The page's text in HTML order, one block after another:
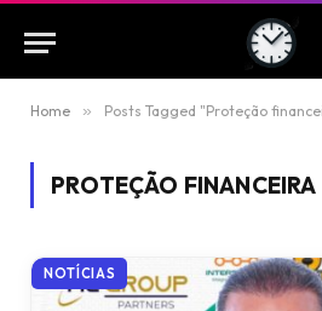
Home » Posts Tagged "Proteção
PROTEÇÃO FINANCEIRA
NOTÍCIAS